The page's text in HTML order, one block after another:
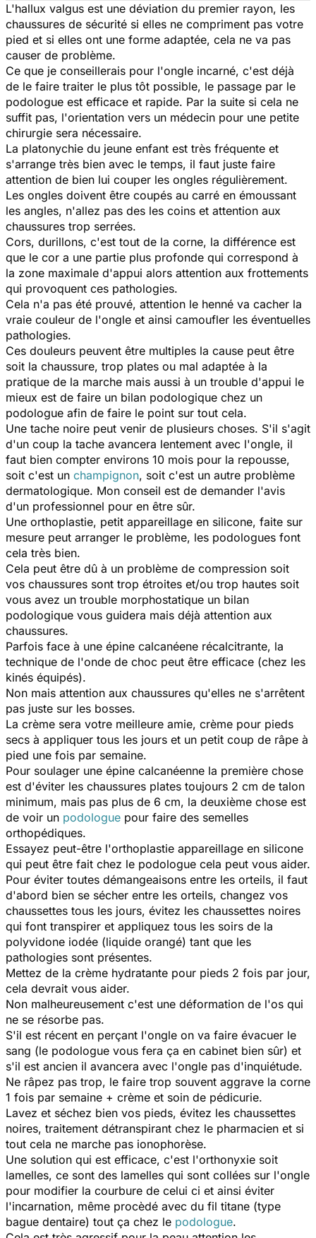
L'hallux valgus est une déviation du premier rayon, les
chaussures de sécurité si elles ne compriment pas votre
pied et si elles ont une forme adaptée, cela ne va pas
causer de problème.
Ce que je conseillerais pour l'ongle incarné, c'est déjà
de le faire traiter le plus tôt possible, le passage par le
podologue est efficace et rapide. Par la suite si cela ne
suffit pas, l'orientation vers un médecin pour une petite
chirurgie sera nécessaire.
La platonychie du jeune enfant est très fréquente et
s'arrange très bien avec le temps, il faut juste faire
attention de bien lui couper les ongles régulièrement.
Les ongles doivent être coupés au carré en émoussant
les angles, n'allez pas des les coins et attention aux
chaussures trop serrées.
Cors, durillons, c'est tout de la corne, la différence est
que le cor a une partie plus profonde qui correspond à
la zone maximale d'appui alors attention aux frottements
qui provoquent ces pathologies.
Cela n'a pas été prouvé, attention le henné va cacher la
vraie couleur de l'ongle et ainsi camoufler les éventuelles
pathologies.
Ces douleurs peuvent être multiples la cause peut être
soit la chaussure, trop plates ou mal adaptée à la
pratique de la marche mais aussi à un trouble d'appui le
mieux est de faire un bilan podologique chez un
podologue afin de faire le point sur tout cela.
Une tache noire peut venir de plusieurs choses. S'il s'agit
d'un coup la tache avancera lentement avec l'ongle, il
faut bien compter environs 10 mois pour la repousse,
soit c'est un champignon, soit c'est un autre problème
dermatologique. Mon conseil est de demander l'avis
d'un professionnel pour en être sûr.
Une orthoplastie, petit appareillage en silicone, faite sur
mesure peut arranger le problème, les podologues font
cela très bien.
Cela peut être dû à un problème de compression soit
vos chaussures sont trop étroites et/ou trop hautes soit
vous avez un trouble morphostatique un bilan
podologique vous guidera mais déjà attention aux
chaussures.
Parfois face à une épine calcanéene récalcitrante, la
technique de l'onde de choc peut être efficace (chez les
kinés équipés).
Non mais attention aux chaussures qu'elles ne s'arrêtent
pas juste sur les bosses.
La crème sera votre meilleure amie, crème pour pieds
secs à appliquer tous les jours et un petit coup de râpe à
pied une fois par semaine.
Pour soulager une épine calcanéenne la première chose
est d'éviter les chaussures plates toujours 2 cm de talon
minimum, mais pas plus de 6 cm, la deuxième chose est
de voir un podologue pour faire des semelles
orthopédiques.
Essayez peut-être l'orthoplastie appareillage en silicone
qui peut être fait chez le podologue cela peut vous aider.
Pour éviter toutes démangeaisons entre les orteils, il faut
d'abord bien se sécher entre les orteils, changez vos
chaussettes tous les jours, évitez les chaussettes noires
qui font transpirer et appliquez tous les soirs de la
polyvidone iodée (liquide orangé) tant que les
pathologies sont présentes.
Mettez de la crème hydratante pour pieds 2 fois par jour,
cela devrait vous aider.
Non malheureusement c'est une déformation de l'os qui
ne se résorbe pas.
S'il est récent en perçant l'ongle on va faire évacuer le
sang (le podologue vous fera ça en cabinet bien sûr) et
s'il est ancien il avancera avec l'ongle pas d'inquiétude.
Ne râpez pas trop, le faire trop souvent aggrave la corne
1 fois par semaine + crème et soin de pédicurie.
Lavez et séchez bien vos pieds, évitez les chaussettes
noires, traitement détranspirant chez le pharmacien et si
tout cela ne marche pas ionophorèse.
Une solution qui est efficace, c'est l'orthonyxie soit
lamelles, ce sont des lamelles qui sont collées sur l'ongle
pour modifier la courbure de celui ci et ainsi éviter
l'incarnation, même procèdé avec du fil titane (type
bague dentaire) tout ça chez le podologue.